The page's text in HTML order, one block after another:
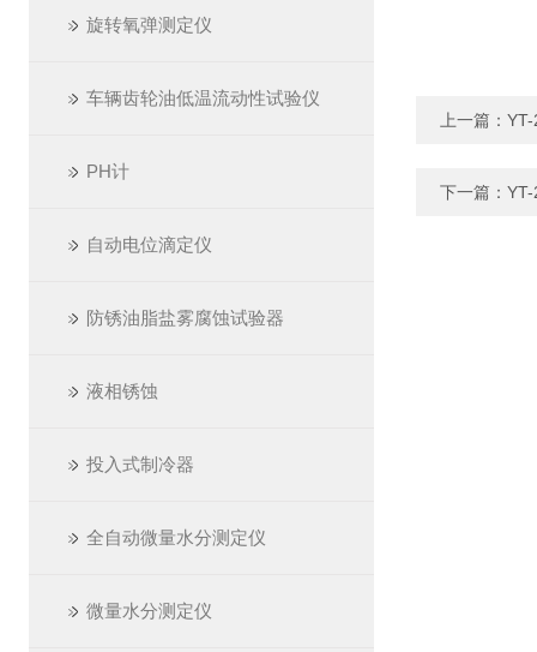
旋转氧弹测定仪
车辆齿轮油低温流动性试验仪
PH计
自动电位滴定仪
防锈油脂盐雾腐蚀试验器
液相锈蚀
投入式制冷器
全自动微量水分测定仪
微量水分测定仪
上一篇：
下一篇：